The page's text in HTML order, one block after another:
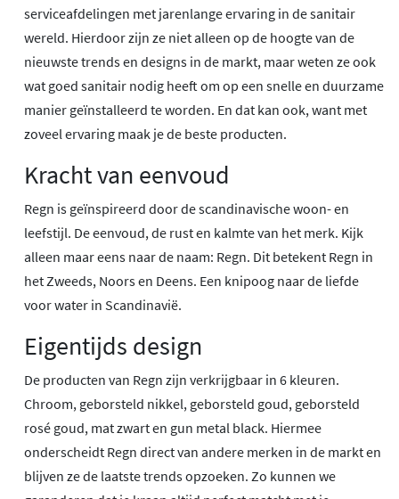
serviceafdelingen met jarenlange ervaring in de sanitair
wereld. Hierdoor zijn ze niet alleen op de hoogte van de
nieuwste trends en designs in de markt, maar weten ze ook
wat goed sanitair nodig heeft om op een snelle en duurzame
manier geïnstalleerd te worden. En dat kan ook, want met
zoveel ervaring maak je de beste producten.
Kracht van eenvoud
Regn is geïnspireerd door de scandinavische woon- en
leefstijl. De eenvoud, de rust en kalmte van het merk. Kijk
alleen maar eens naar de naam: Regn. Dit betekent Regn in
het Zweeds, Noors en Deens. Een knipoog naar de liefde
voor water in Scandinavië.
Eigentijds design
De producten van Regn zijn verkrijgbaar in 6 kleuren.
Chroom, geborsteld nikkel, geborsteld goud, geborsteld
rosé goud, mat zwart en gun metal black. Hiermee
onderscheidt Regn direct van andere merken in de markt en
blijven ze de laatste trends opzoeken. Zo kunnen we